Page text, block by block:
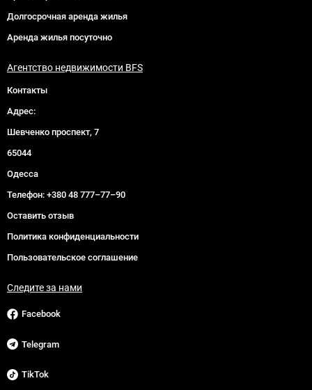
Долгосрочная аренда жилья
Аренда жилья посуточно
Агентство недвижимости BFS
Контакты
Адрес:
Шевченко проспект, 7
65044
Одесса
Телефон: +380 48 777–77–90
Оставить отзыв
Политика конфиденциальности
Пользовательское соглашение
Следите за нами
Facebook
Telegram
TikTok